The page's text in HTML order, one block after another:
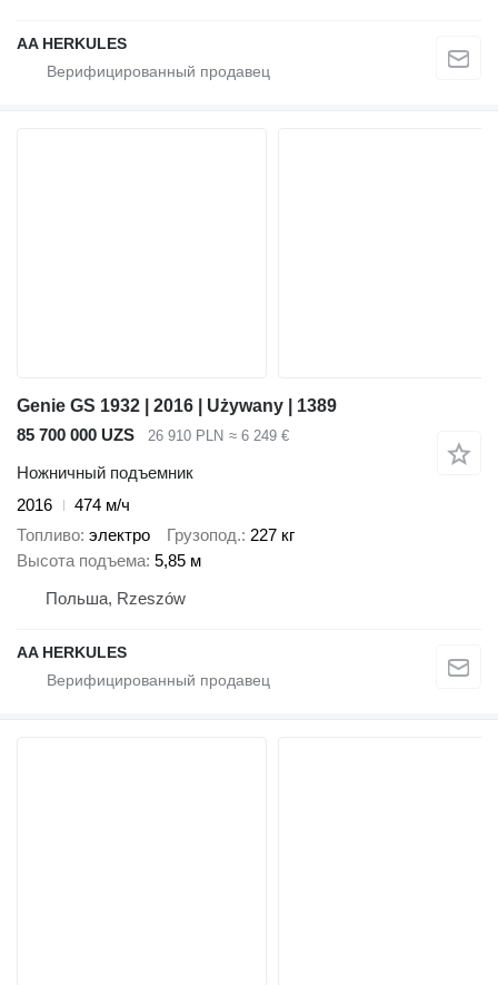
AA HERKULES
Genie GS 1932 | 2016 | Używany | 1389
85 700 000 UZS
26 910 PLN ≈ 6 249 €
Ножничный подъемник
2016
474 м/ч
Топливо электро Грузопод. 227 кг
Высота подъема 5,85 м
Польша, Rzeszów
AA HERKULES